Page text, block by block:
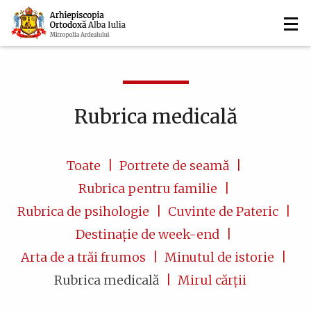
Mergi
la
conţinutul
Navigare
principală
Rubrica medicală
Toate
Portrete de seamă
Rubrica pentru familie
Rubrica de psihologie
Cuvinte de Pateric
Destinație de week-end
Arta de a trăi frumos
Minutul de istorie
Rubrica medicală
Mirul cărții